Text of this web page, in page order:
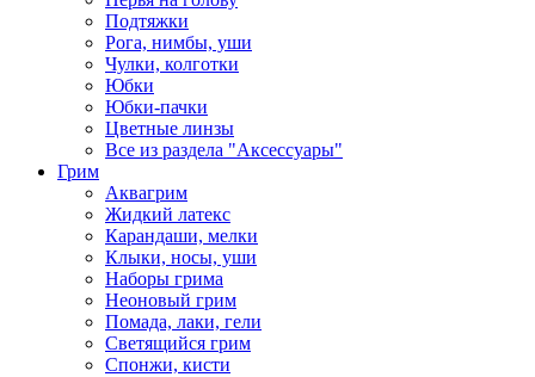
Подтяжки
Рога, нимбы, уши
Чулки, колготки
Юбки
Юбки-пачки
Цветные линзы
Все из раздела "Аксессуары"
Грим
Аквагрим
Жидкий латекс
Карандаши, мелки
Клыки, носы, уши
Наборы грима
Неоновый грим
Помада, лаки, гели
Светящийся грим
Спонжи, кисти